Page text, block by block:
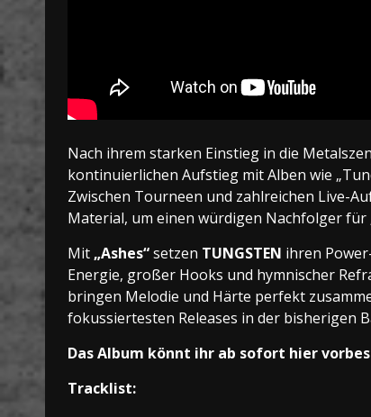
Nach ihrem starken Einstieg in die
kontinuierlichen Aufstieg mit Alben wie
Zwischen Tourneen und zahlreichen Live-
Material, um einen würdigen Nachfolger für
Mit „Ashes“setzen TUNGSTEN ihren
Energie, großer Hooks und hymnischer
bringen Melodie und Härte perfekt
fokussiertesten Releases in der bisherigen
Das Album könnt ihr ab sofort hier
Tracklist: